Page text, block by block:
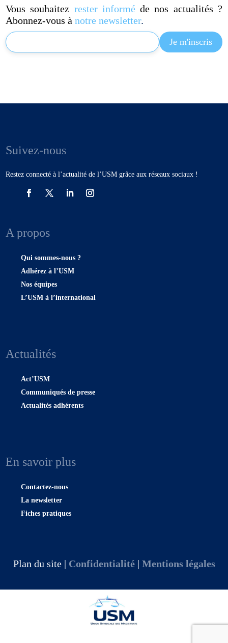
Vous souhaitez rester informéde nos actualités ?
Abonnez-vous ànotre newsletter.
Suivez-nous
Restez connecté à l’actualité de l’USM grâce aux réseaux sociaux !
A propos
Qui sommes-nous ?
Adhérez à l’USM
Nos équipes
L’USM à l’international
Actualités
Act’USM
Communiqués de presse
Actualités adhérents
En savoir plus
Contactez-nous
La newsletter
Fiches pratiques
Plan du site | Confidentialité| Mentions légales